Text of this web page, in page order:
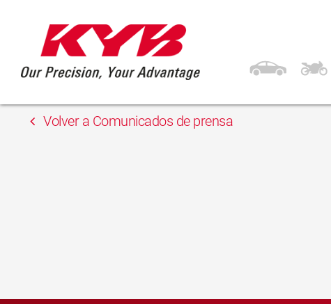
Gordon
Volver a Comunicados de prensa